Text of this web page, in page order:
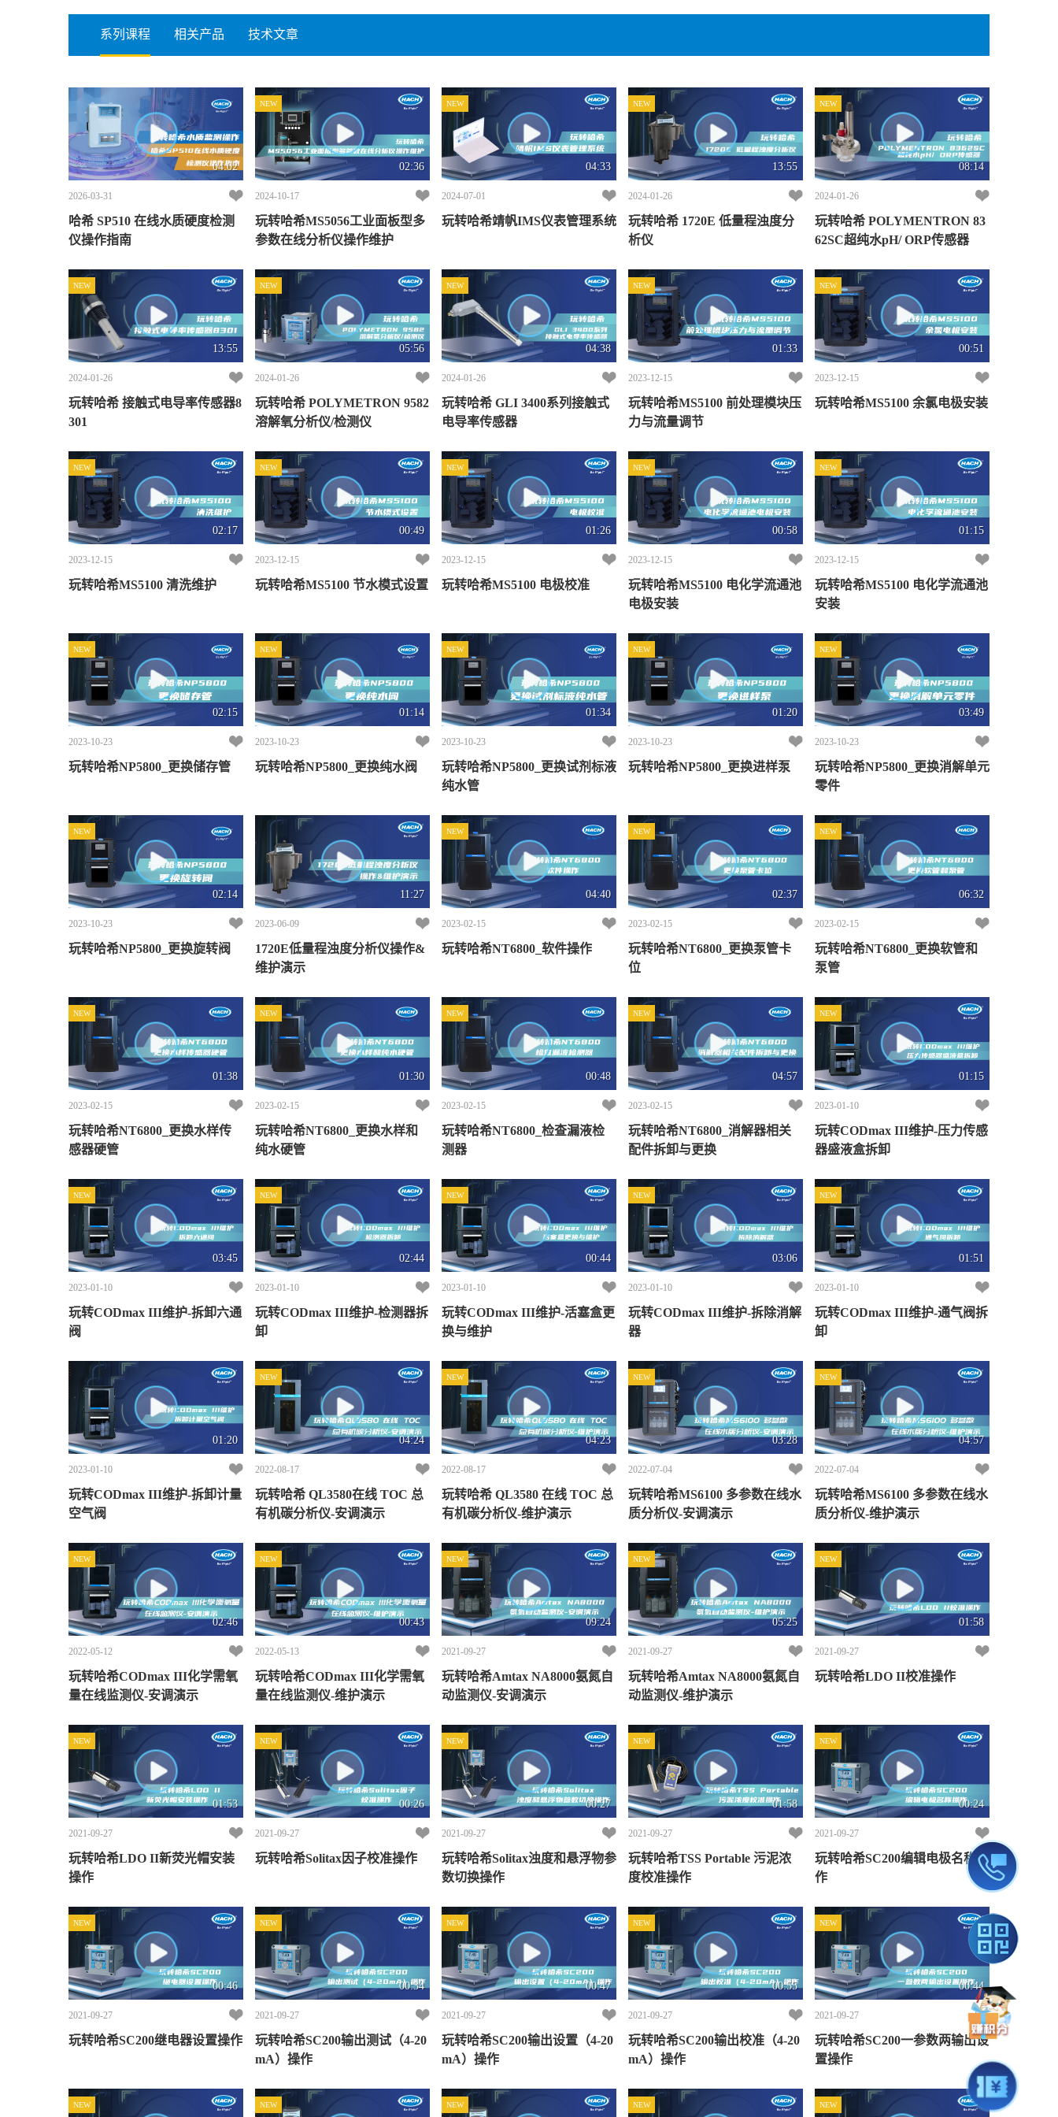
系列课程 相关产品 技术文章
04:02
2026-03-31
哈希 SP510 在线水质硬度检测
仪操作指南
02:36
2024-10-17
玩转哈希MS5056工业面板型多
参数在线分析仪操作维护
NEW
04:33
2024-07-01
玩转哈希靖帆IMS仪表管理系统
NEW
13:55
2024-01-26
玩转哈希 1720E 低量程浊度分
析仪
NEW
08:14
2024-01-26
玩转哈希 POLYMENTRON 83
62SC超纯水pH/ ORP传感器
NEW
13:55
2024-01-26
玩转哈希 接触式电导率传感器8
301
NEW
05:56
2024-01-26
玩转哈希 POLYMETRON 9582
溶解氧分析仪/检测仪
NEW
04:38
2024-01-26
玩转哈希 GLI 3400系列接触式
电导率传感器
NEW
01:33
2023-12-15
玩转哈希MS5100 前处理模块压
力与流量调节
NEW
00:51
2023-12-15
玩转哈希MS5100 余氯电极安装
NEW
02:17
2023-12-15
玩转哈希MS5100 清洗维护
NEW
00:49
2023-12-15
玩转哈希MS5100 节水模式设置
NEW
01:26
2023-12-15
玩转哈希MS5100 电极校准
NEW
00:58
2023-12-15
玩转哈希MS5100 电化学流通池
电极安装
NEW
01:15
2023-12-15
玩转哈希MS5100 电化学流通池
安装
NEW
02:15
2023-10-23
玩转哈希NP5800_更换储存管
NEW
01:14
2023-10-23
玩转哈希NP5800_更换纯水阀
NEW
01:34
2023-10-23
玩转哈希NP5800_更换试剂标液
纯水管
NEW
01:20
2023-10-23
玩转哈希NP5800_更换进样泵
NEW
03:49
2023-10-23
玩转哈希NP5800_更换消解单元
零件
NEW
02:14
2023-10-23
玩转哈希NP5800_更换旋转阀
NEW
11:27
2023-06-09
1720E低量程浊度分析仪操作&
维护演示
04:40
2023-02-15
玩转哈希NT6800_软件操作
NEW
02:37
2023-02-15
玩转哈希NT6800_更换泵管卡
位
NEW
06:32
2023-02-15
玩转哈希NT6800_更换软管和
泵管
NEW
01:38
2023-02-15
玩转哈希NT6800_更换水样传
感器硬管
NEW
01:30
2023-02-15
玩转哈希NT6800_更换水样和
纯水硬管
NEW
00:48
2023-02-15
玩转哈希NT6800_检查漏液检
测器
NEW
04:57
2023-02-15
玩转哈希NT6800_消解器相关
配件拆卸与更换
NEW
01:15
2023-01-10
玩转CODmax III维护-压力传感
器盛液盒拆卸
NEW
03:45
2023-01-10
玩转CODmax III维护-拆卸六通
阀
NEW
02:44
2023-01-10
玩转CODmax III维护-检测器拆
卸
NEW
00:44
2023-01-10
玩转CODmax III维护-活塞盒更
换与维护
NEW
03:06
2023-01-10
玩转CODmax III维护-拆除消解
器
NEW
01:51
2023-01-10
玩转CODmax III维护-通气阀拆
卸
NEW
01:20
2023-01-10
玩转CODmax III维护-拆卸计量
空气阀
04:24
2022-08-17
玩转哈希 QL3580在线 TOC 总
有机碳分析仪-安调演示
NEW
04:23
2022-08-17
玩转哈希 QL3580 在线 TOC 总
有机碳分析仪-维护演示
NEW
03:28
2022-07-04
玩转哈希MS6100 多参数在线水
质分析仪-安调演示
NEW
04:57
2022-07-04
玩转哈希MS6100 多参数在线水
质分析仪-维护演示
NEW
02:46
2022-05-12
玩转哈希CODmax III化学需氧
量在线监测仪-安调演示
NEW
00:43
2022-05-13
玩转哈希CODmax III化学需氧
量在线监测仪-维护演示
NEW
09:24
2021-09-27
玩转哈希Amtax NA8000氨氮自
动监测仪-安调演示
NEW
05:25
2021-09-27
玩转哈希Amtax NA8000氨氮自
动监测仪-维护演示
NEW
01:58
2021-09-27
玩转哈希LDO II校准操作
NEW
01:53
2021-09-27
玩转哈希LDO II新荧光帽安装
操作
NEW
00:26
2021-09-27
玩转哈希Solitax因子校准操作
NEW
00:27
2021-09-27
玩转哈希Solitax浊度和悬浮物参
数切换操作
NEW
01:58
2021-09-27
玩转哈希TSS Portable 污泥浓
度校准操作
NEW
00:24
2021-09-27
玩转哈希SC200编辑电极名称操
作
NEW
00:46
2021-09-27
玩转哈希SC200继电器设置操作
NEW
00:34
2021-09-27
玩转哈希SC200输出测试（4-20
mA）操作
NEW
00:47
2021-09-27
玩转哈希SC200输出设置（4-20
mA）操作
NEW
00:55
2021-09-27
玩转哈希SC200输出校准（4-20
mA）操作
NEW
00:44
2021-09-27
玩转哈希SC200一参数两输出设
置操作
NEW
NEW NEW NEW NEW NEW